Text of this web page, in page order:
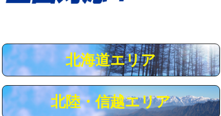
用（追加）/3ｍ超え)
給水管工事※（ライニング鋼管・銅
44,000円
給水管工事※（ライニング鋼管・銅
管・ポリ管・HT管使用/3ｍ超え)
+8,800円
北海道エリア
北陸・信越エリア